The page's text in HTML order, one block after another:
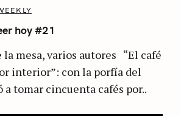
hoy #21
la mesa, varios autores “El café
interior”: con la porfía del
a tomar cincuenta cafés por..